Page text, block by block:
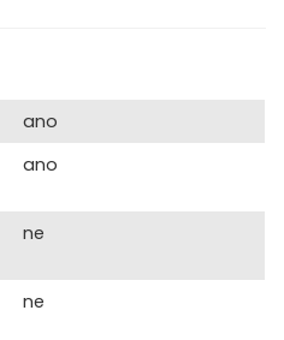
ano
ano
ne
ne